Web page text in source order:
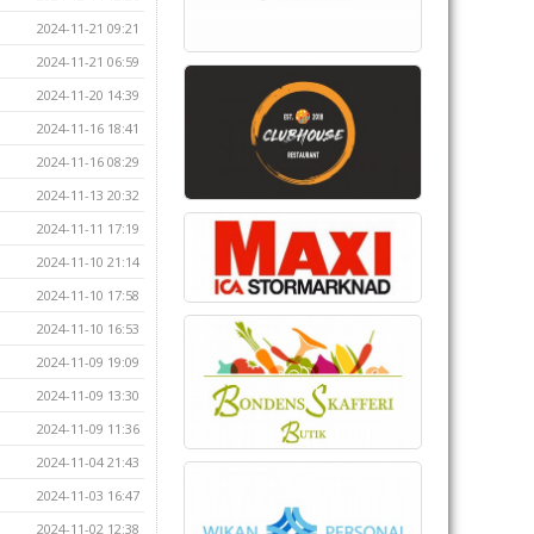
2024-11-21 09:21
2024-11-21 06:59
2024-11-20 14:39
2024-11-16 18:41
2024-11-16 08:29
2024-11-13 20:32
2024-11-11 17:19
2024-11-10 21:14
2024-11-10 17:58
2024-11-10 16:53
2024-11-09 19:09
2024-11-09 13:30
2024-11-09 11:36
2024-11-04 21:43
2024-11-03 16:47
2024-11-02 12:38